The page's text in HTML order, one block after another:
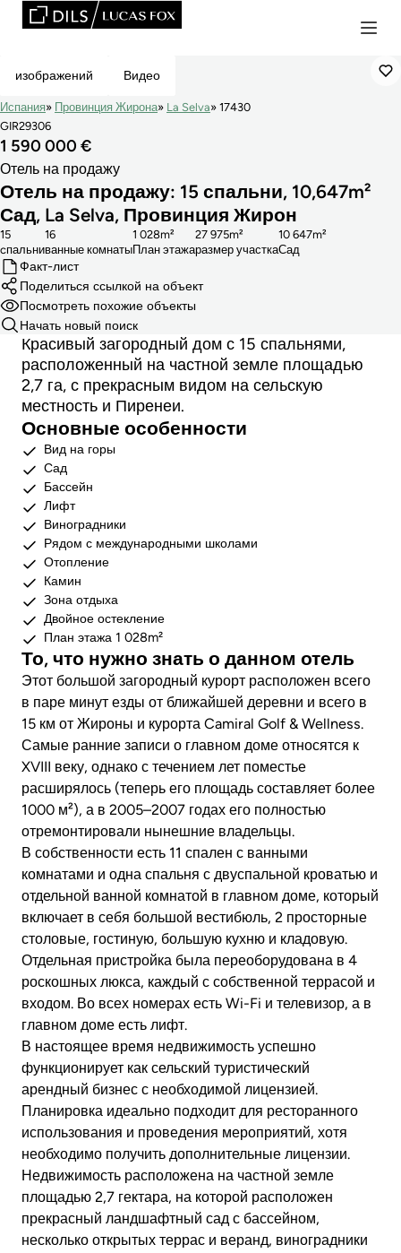
Сниженная Цена
изображений Видео
Испания Провинция Жирона La Selva
17430
GIR29306
1 590 000 €
Отель на продажу
Отель на продажу: 15 спальни, 10,647m²
Сад, La Selva, Провинция Жирон
cпальни
15
ванные комнаты
16
План этажа
1 028m²
размер участка
27 975m²
Сад
10 647m²
Факт-лист
Поделиться ссылкой на объект
Посмотреть похожие объекты
Начать новый поиск
Красивый загородный дом с 15 спальнями,
расположенный на частной земле площадью
2,7 га, с прекрасным видом на сельскую
местность и Пиренеи.
Основные особенности
Вид на горы
Сад
Бассейн
Лифт
Виноградники
Рядом с международными школами
Отопление
Камин
Зона отдыха
Двойное остекление
План этажа 1 028m²
То, что нужно знать о данном отель
Этот большой загородный курорт расположен всего
в паре минут езды от ближайшей деревни и всего в
15 км от Жироны и курорта Camiral Golf & Wellness.
Самые ранние записи о главном доме относятся к
XVIII веку, однако с течением лет поместье
расширялось (теперь его площадь составляет более
1000 м²), а в 2005–2007 годах его полностью
отремонтировали нынешние владельцы.
В собственности есть 11 спален с ванными
комнатами и одна спальня с двуспальной кроватью и
отдельной ванной комнатой в главном доме, который
включает в себя большой вестибюль, 2 просторные
столовые, гостиную, большую кухню и кладовую.
Отдельная пристройка была переоборудована в 4
роскошных люкса, каждый с собственной террасой и
входом. Во всех номерах есть Wi-Fi и телевизор, а в
главном доме есть лифт.
В настоящее время недвижимость успешно
функционирует как сельский туристический
арендный бизнес с необходимой лицензией.
Планировка идеально подходит для ресторанного
использования и проведения мероприятий, хотя
необходимо получить дополнительные лицензии.
Недвижимость расположена на частной земле
площадью 2,7 гектара, на которой расположен
прекрасный ландшафтный сад с бассейном,
несколько открытых террас и веранд, виноградники